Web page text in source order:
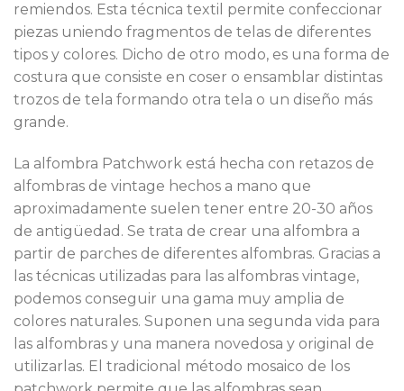
remiendos. Esta técnica textil permite confeccionar
piezas uniendo fragmentos de telas de diferentes
tipos y colores. Dicho de otro modo, es una forma de
costura que consiste en coser o ensamblar distintas
trozos de tela formando otra tela o un diseño más
grande.
La alfombra Patchwork está hecha con retazos de
alfombras de vintage hechos a mano que
aproximadamente suelen tener entre 20-30 años
de antigüedad. Se trata de crear una alfombra a
partir de parches de diferentes alfombras. Gracias a
las técnicas utilizadas para las alfombras vintage,
podemos conseguir una gama muy amplia de
colores naturales. Suponen una segunda vida para
las alfombras y una manera novedosa y original de
utilizarlas. El tradicional método mosaico de los